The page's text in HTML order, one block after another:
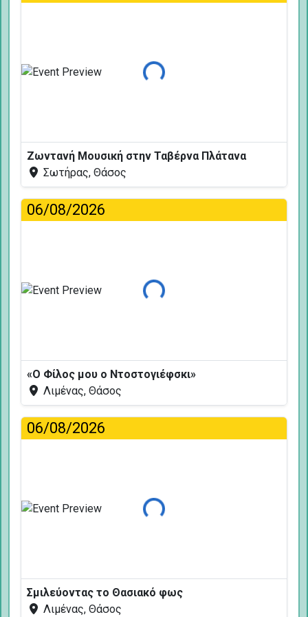
Φόρτωση...
Ζωντανή Μουσική στην Ταβέρνα Πλάτανα
Σωτήρας, Θάσος
06/08/2026
Φόρτωση...
«Ο Φίλος μου ο Ντοστογιέφσκι»
Λιμένας, Θάσος
06/08/2026
Φόρτωση...
Σμιλεύοντας το Θασιακό φως
Λιμένας, Θάσος